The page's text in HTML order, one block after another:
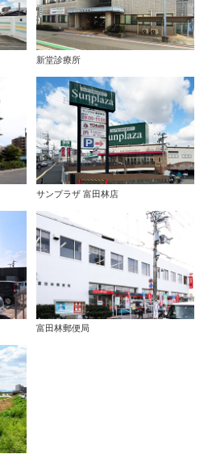
新堂診療所
サンプラザ 富田林店
富田林郵便局